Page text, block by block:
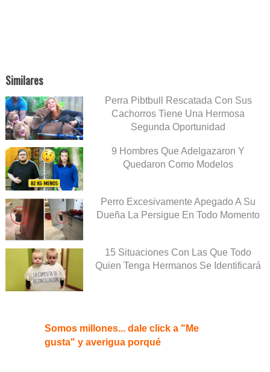
Similares
Perra Pibtbull Rescatada Con Sus
Cachorros Tiene Una Hermosa
Segunda Oportunidad
9 Hombres Que Adelgazaron Y
Quedaron Como Modelos
Perro Excesivamente Apegado A Su
Dueña La Persigue En Todo Momento
15 Situaciones Con Las Que Todo
Quien Tenga Hermanos Se Identificará
Somos millones... dale click a "Me
gusta" y averigua porqué